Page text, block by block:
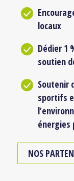
locaux
Dédier 1
soutien
Soutenir
sportifs
énergies
NOS